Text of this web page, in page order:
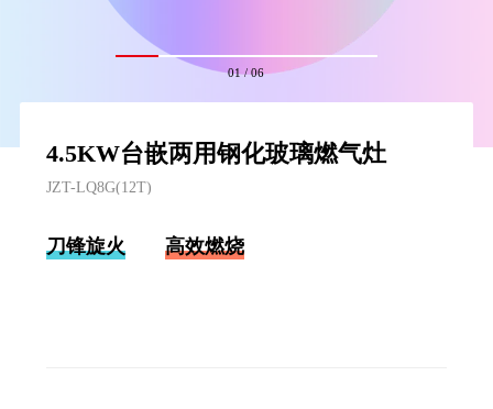
01/06
4.5KW台嵌两用钢化玻璃燃气灶
JZT-LQ8G(12T)
刀锋旋火 高效燃烧